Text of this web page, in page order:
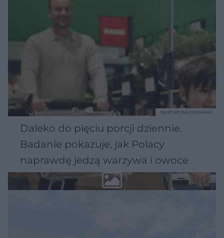
Daleko do pięciu porcji dziennie.
Badanie pokazuje, jak Polacy
naprawdę jedzą warzywa i owoce
TEKST SPONSOROWANY